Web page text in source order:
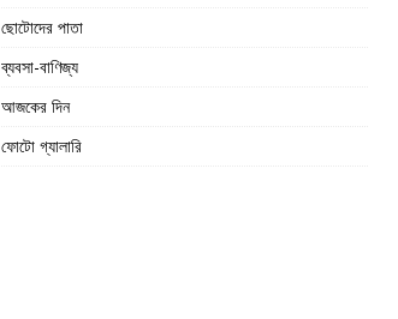
ছোটোদের পাতা
ব্যবসা-বাণিজ্য
আজকের দিন
ফোটো গ্যালারি